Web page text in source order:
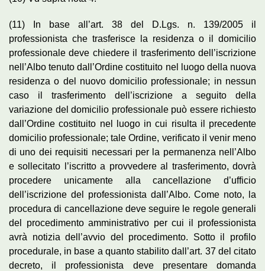
(11) In base all’art. 38 del D.Lgs. n. 139/2005 il
professionista che trasferisce la residenza o il domicilio
professionale deve chiedere il trasferimento dell’iscrizione
nell’Albo tenuto dall’Ordine costituito nel luogo della nuova
residenza o del nuovo domicilio professionale; in nessun
caso il trasferimento dell’iscrizione a seguito della
variazione del domicilio professionale può essere richiesto
dall’Ordine costituito nel luogo in cui risulta il precedente
domicilio professionale; tale Ordine, verificato il venir meno
di uno dei requisiti necessari per la permanenza nell’Albo
e sollecitato l’iscritto a provvedere al trasferimento, dovrà
procedere unicamente alla cancellazione d’ufficio
dell’iscrizione del professionista dall’Albo. Come noto, la
procedura di cancellazione deve seguire le regole generali
del procedimento amministrativo per cui il professionista
avrà notizia dell’avvio del procedimento. Sotto il profilo
procedurale, in base a quanto stabilito dall’art. 37 del citato
decreto, il professionista deve presentare domanda